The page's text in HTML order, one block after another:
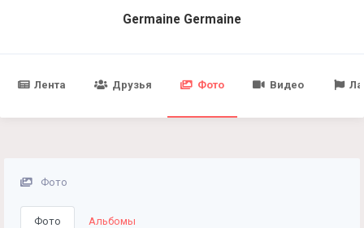
Germaine Germaine
Лента Друзья Фото Видео
Фото
Фото Альбомы